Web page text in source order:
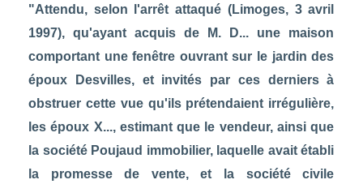
"Attendu, selon l'arrêt attaqué (Limoges, 3 avril
1997), qu'ayant acquis de M. D... une maison
comportant une fenêtre ouvrant sur le jardin des
époux Desvilles, et invités par ces derniers à
obstruer cette vue qu'ils prétendaient irrégulière,
les époux X..., estimant que le vendeur, ainsi que
la société Poujaud immobilier, laquelle avait établi
la promesse de vente, et la société civile